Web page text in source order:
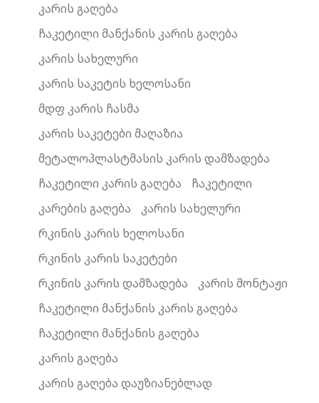
კარის გაღება
ჩაკეტილი მანქანის კარის გაღება
კარის სახელური
კარის საკეტის ხელოსანი
მდფ კარის ჩასმა
კარის საკეტები მაღაზია
მეტალოპლასტმასის კარის დამზადება
ჩაკეტილი კარის გაღება
ჩაკეტილი
კარების გაღება
კარის სახელური
რკინის კარის ხელოსანი
რკინის კარის საკეტები
რკინის კარის დამზადება
კარის მონტაჟი
ჩაკეტილი მანქანის კარის გაღება
ჩაკეტილი მანქანის გაღება
კარის გაღება
კარის გაღება დაუზიანებლად